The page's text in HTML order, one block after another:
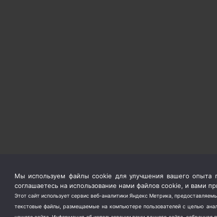
Мы используем файлы cookie для улучшения вашего опыта
соглашаетесь на использование нами файлов cookie, и вами
Этот сайт использует сервис веб-аналитики Яндекс Метрика,
текстовые файлы, размещаемые на компьютере пользователей с целью